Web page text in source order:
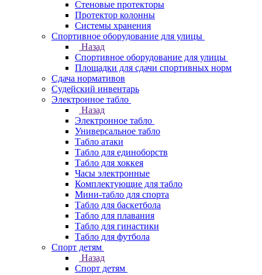
Стеновые протекторы
Протектор колонны
Системы хранения
Спортивное оборудование для улицы
Назад
Спортивное оборудование для улицы
Площадки для сдачи спортивных норм
Сдача нормативов
Судейский инвентарь
Электронное табло
Назад
Электронное табло
Универсальное табло
Табло атаки
Табло для единоборств
Табло для хоккея
Часы электронные
Комплектующие для табло
Мини-табло для спорта
Табло для баскетбола
Табло для плавания
Табло для гинастики
Табло для футбола
Спорт детям
Назад
Спорт детям